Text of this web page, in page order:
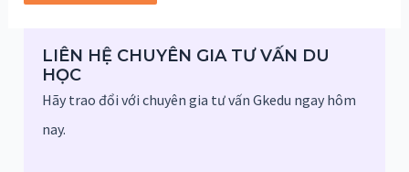
LIÊN HỆ CHUYÊN GIA TƯ VẤN DU
HỌC
Hãy trao đổi với chuyên gia tư vấn Gkedu ngay hôm
nay.